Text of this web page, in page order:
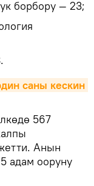
борбору — 23;
саны кескин
567
Анын
адам ооруну